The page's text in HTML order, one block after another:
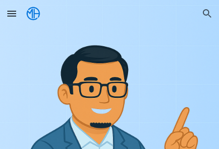
Skip to main content Skip to navigation